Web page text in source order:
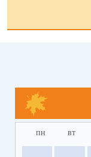
пн вт